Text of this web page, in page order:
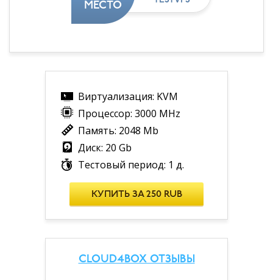
МЕСТО
Виртуализация: KVM
Процессор: 3000 MHz
Память: 2048 Mb
Диск: 20 Gb
Тестовый период: 1 д.
КУПИТЬ ЗА 250 RUB
CLOUD4BOX ОТЗЫВЫ